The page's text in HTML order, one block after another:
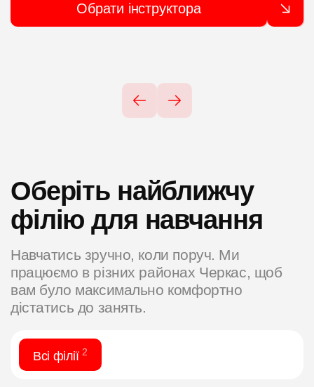
Обрати інструктора
Оберіть найближчу
філію для навчання
Навчатись зручно, коли поруч. Ми
працюємо в різних районах Черкас, щоб
вам було максимально комфортно
дістатись до занять.
Всі філії2